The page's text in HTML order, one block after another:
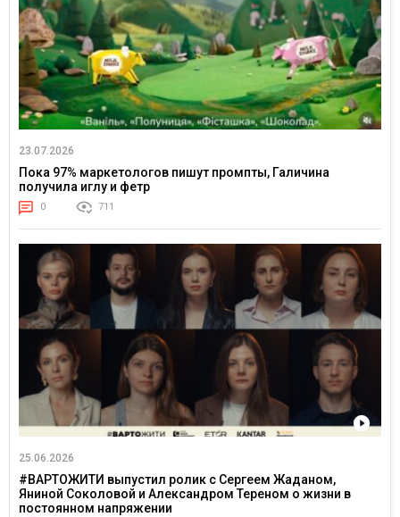
23.07.2026
Пока 97% маркетологов пишут промпты, Галичина
получила иглу и фетр
0 711
25.06.2026
#ВАРТОЖИТИ выпустил ролик с Сергеем Жаданом,
Яниной Соколовой и Александром Тереном о жизни в
постоянном напряжении